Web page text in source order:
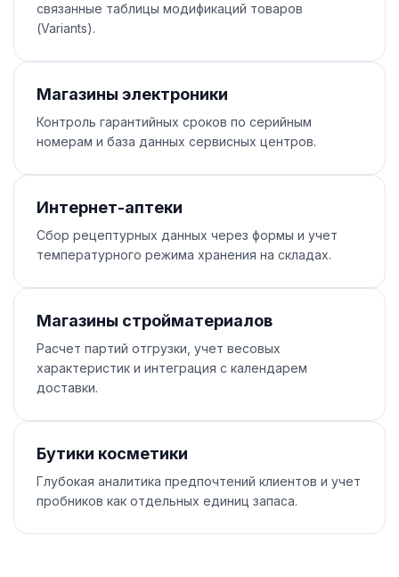
связанные таблицы модификаций товаров
(Variants).
Магазины электроники
Контроль гарантийных сроков по серийным
номерам и база данных сервисных центров.
Интернет-аптеки
Сбор рецептурных данных через формы и учет
температурного режима хранения на складах.
Магазины стройматериалов
Расчет партий отгрузки, учет весовых
характеристик и интеграция с календарем
доставки.
Бутики косметики
Глубокая аналитика предпочтений клиентов и учет
пробников как отдельных единиц запаса.